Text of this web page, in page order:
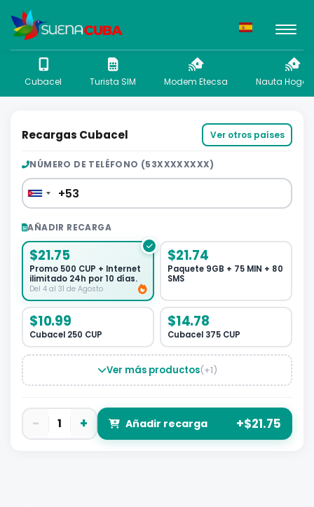
Cubacel Turista SIM Modem Etecsa Nauta Hogar
Recargas Cubacel Ver otros países
NÚMERO DE TELÉFONO (53XXXXXXXX)
AÑADIR RECARGA
$21.75
Promo 500 CUP + Internet
ilimitado 24h por 10 días.
Del 4 al 31 de Agosto
$21.74
Paquete 9GB + 75 MIN + 80
SMS
$10.99
Cubacel 250 CUP
$14.78
Cubacel 375 CUP
Ver más productos(+1)
− 1 + Añadir recarga +$21.75